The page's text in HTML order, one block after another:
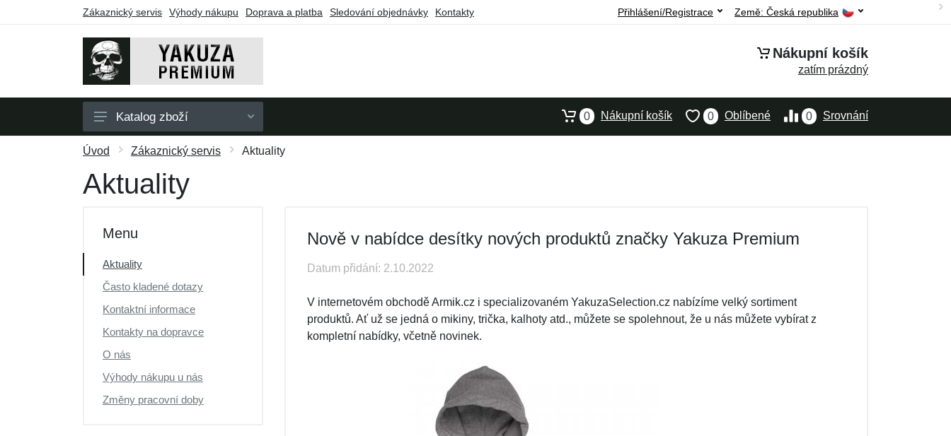
Zákaznický servis Výhody nákupu Doprava a platba Sledování objednávky Kontakty Země: Česká republika
Přihlášení/Registrace
Nákupní košík
zatím prázdný
Pánské
Dámské
Katalog zboží 0 Srovnání
0 Oblíbené
0 Nákupní košík
Úvod Zákaznický servis Aktuality
Aktuality
Menu
Aktuality
Často kladené dotazy
Kontaktní informace
Kontakty na dopravce
O nás
Výhody nákupu u nás
Změny pracovní doby
Nově v nabídce desítky nových produktů značky Yakuza Premium
Datum přidání: 2.10.2022
V internetovém obchodě Armik.cz i specializovaném YakuzaSelection.cz nabízíme velký sortiment
produktů. Ať už se jedná o mikiny, trička, kalhoty atd., můžete se spolehnout, že u nás můžete vybírat z
kompletní nabídky, včetně novinek.